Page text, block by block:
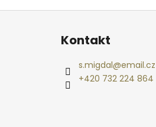
Z
Kontakt
s.migdal@email.cz
+420 732 224 864